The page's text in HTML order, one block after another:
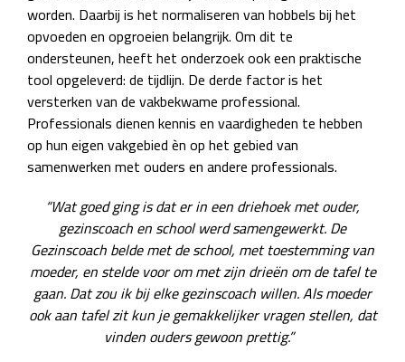
worden. Daarbij is het normaliseren van hobbels bij het
opvoeden en opgroeien belangrijk. Om dit te
ondersteunen, heeft het onderzoek ook een praktische
tool opgeleverd: de tijdlijn. De derde factor is het
versterken van de vakbekwame professional.
Professionals dienen kennis en vaardigheden te hebben
op hun eigen vakgebied èn op het gebied van
samenwerken met ouders en andere professionals.
“Wat goed ging is dat er in een driehoek met ouder,
gezinscoach en school werd samengewerkt. De
Gezinscoach belde met de school, met toestemming van
moeder, en stelde voor om met zijn drieën om de tafel te
gaan. Dat zou ik bij elke gezinscoach willen. Als moeder
ook aan tafel zit kun je gemakkelijker vragen stellen, dat
vinden ouders gewoon prettig.”